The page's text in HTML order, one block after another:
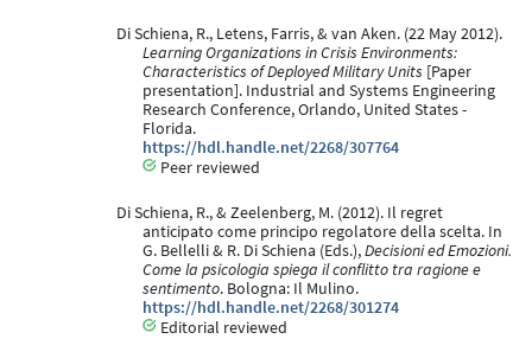
Di Schiena, R., Letens, Farris, & van Aken. (22 May 2012).
Learning Organizations in Crisis Environments:
Characteristics of Deployed Military Units [Paper
presentation]. Industrial and Systems Engineering
Research Conference, Orlando, United States -
Florida.
https://hdl.handle.net/2268/307764
Peer reviewed
Di Schiena, R., & Zeelenberg, M. (2012). Il regret
anticipato come principo regolatore della scelta. In
G. Bellelli & R. Di Schiena (Eds.),Decisioni ed Emozioni.
Come la psicologia spiega il conflitto tra ragione e
sentimento. Bologna: Il Mulino.
https://hdl.handle.net/2268/301274
Editorial reviewed